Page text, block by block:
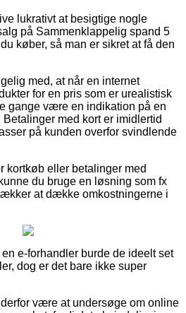
lukrativt at besigtige nogle
på Sammenklappelig spand 5
køber, så man er sikret at få den
med, at når en internet
for en pris som er urealistisk
gange være en indikation på en
med kort er imidlertid
på kunden overfor svindlende
kortkøb eller betalinger med
du bruge en løsning som fx
at dække omkostningerne i
e-forhandler burde de ideelt set
dog er det bare ikke super
være at undersøge om online